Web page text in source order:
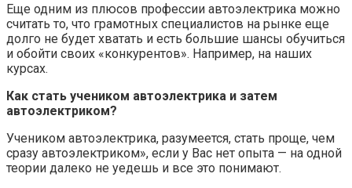
Еще одним из плюсов профессии автоэлектрика можно
считать то, что грамотных специалистов на рынке еще
долго не будет хватать и есть большие шансы обучиться
и обойти своих «конкурентов». Например, на наших
курсах.
Как стать учеником автоэлектрика и затем
автоэлектриком?
Учеником автоэлектрика, разумеется, стать проще, чем
сразу автоэлектриком», если у Вас нет опыта — на одной
теории далеко не уедешь и все это понимают.